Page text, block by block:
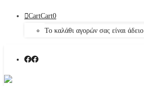
CartCart0
Το καλάθι αγορών σας είναι άδειο